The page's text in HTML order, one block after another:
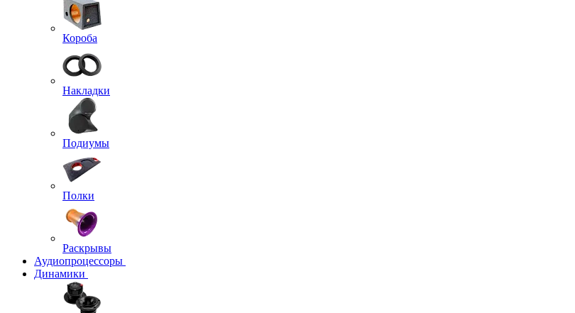
Короба
Накладки
Подиумы
Полки
Раскрывы
Аудиопроцессоры
Динамики